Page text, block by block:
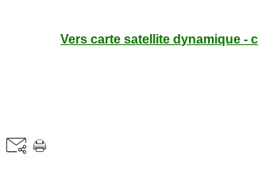
Vers carte satellite dynamique -